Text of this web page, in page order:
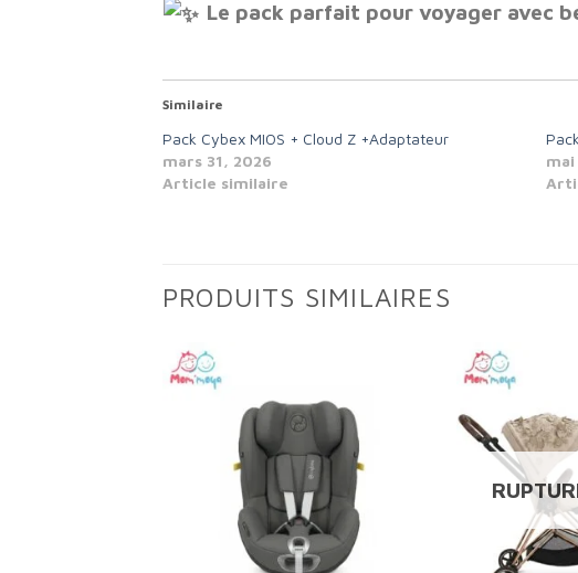
Le pack parfait pour voyager avec
Similaire
Pack Cybex MIOS + Cloud Z +Adaptateur
mars 31, 2026
Article similaire
mai
PRODUITS SIMILAIRES
wishlist